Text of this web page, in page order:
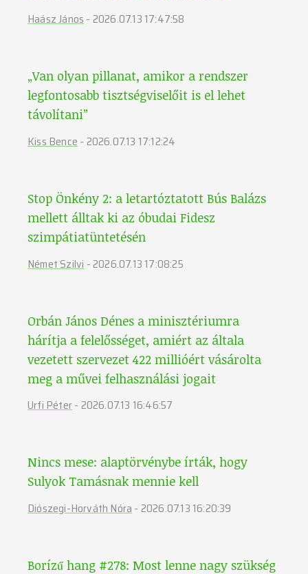
Haász János - 2026.07.13 17:47:58
„Van olyan pillanat, amikor a rendszer
legfontosabb tisztségviselőit is el lehet
távolítani”
Kiss Bence - 2026.07.13 17:12:24
Stop Önkény 2: a letartóztatott Bús Balázs
mellett álltak ki az óbudai Fidesz
szimpátiatüntetésén
Német Szilvi - 2026.07.13 17:08:25
Orbán János Dénes a minisztériumra
hárítja a felelősséget, amiért az általa
vezetett szervezet 422 millióért vásárolta
meg a művei felhasználási jogait
Urfi Péter- 2026.07.13 16:46:57
Nincs mese: alaptörvénybe írták, hogy
Sulyok Tamásnak mennie kell
Diószegi-Horváth Nóra- 2026.07.13 16:20:39
Borízű hang #278: Most lenne nagy szükség